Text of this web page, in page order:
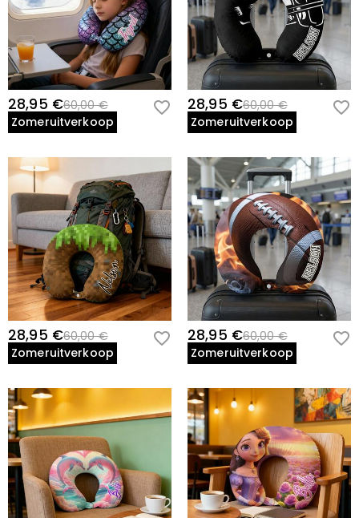
28,95 €60,00 €
Zomeruitverkoop
28,95 €60,00 €
Zomeruitverkoop
28,95 €60,00 €
Zomeruitverkoop
28,95 €60,00 €
Zomeruitverkoop